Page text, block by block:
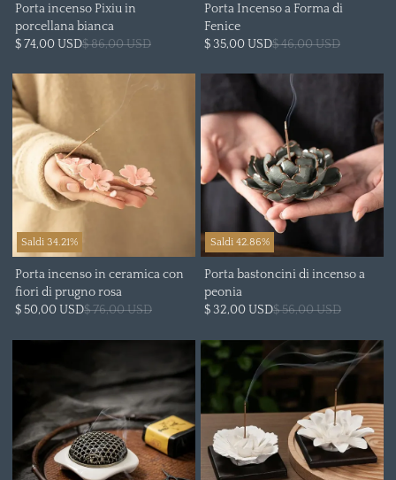
Porta incenso Pixiu in
porcellana bianca
$ 74,00 USD$ 86,00 USD
Porta Incenso a Forma di
Fenice
$ 35,00 USD$ 46,00 USD
Saldi 34.21%
Porta incenso in ceramica con
fiori di prugno rosa
$ 50,00 USD$ 76,00 USD
Saldi 42.86%
Porta bastoncini di incenso a
peonia
$ 32,00 USD$ 56,00 USD